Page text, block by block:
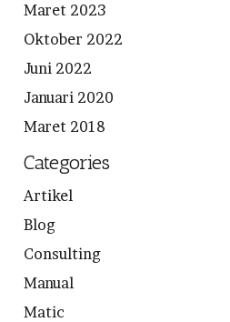
Maret 2023
Oktober 2022
Juni 2022
Januari 2020
Maret 2018
Categories
Artikel
Blog
Consulting
Manual
Matic